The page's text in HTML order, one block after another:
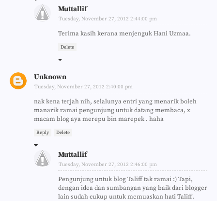
Muttallif
Tuesday, November 27, 2012 2:44:00 pm
Terima kasih kerana menjenguk Hani Uzmaa.
Delete
Unknown
Tuesday, November 27, 2012 2:40:00 pm
nak kena terjah nih, selalunya entri yang menarik boleh
manarik ramai pengunjung untuk datang membaca, x
macam blog aya merepu bin marepek . haha
Reply Delete
Muttallif
Tuesday, November 27, 2012 2:46:00 pm
Pengunjung untuk blog Taliff tak ramai :) Tapi,
dengan idea dan sumbangan yang baik dari blogger
lain sudah cukup untuk memuaskan hati Taliff.